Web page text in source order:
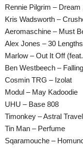
Rennie Pilgrim – Dream
Kris Wadsworth –
Aeromaschine – Must
Alex Jones – 30 Lengths
Marlow – Out It Off
Ben Westbeech –
Cosmin TRG – Izolat
Modul – May Kadoodie
UHU – Base 808
Timonkey – Astral
Tin Man – Perfume
Sqaramouche –